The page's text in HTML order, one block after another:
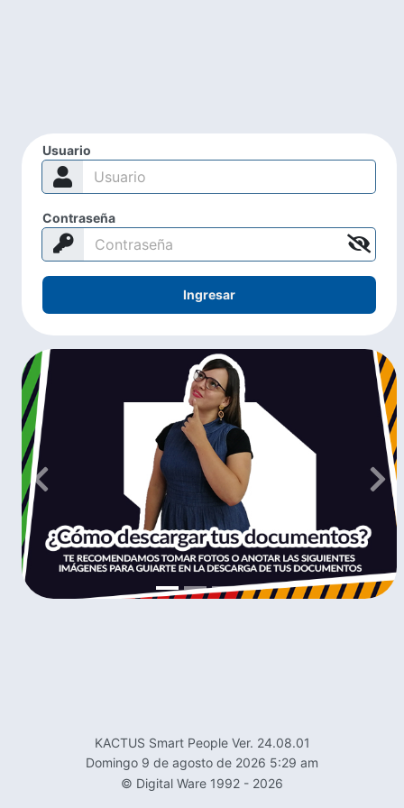
Usuario
Contraseña
Previous
KACTUS Smart People Ver. 24.08.01
domingo 9 de agosto de 2026 5:29 am
© Digital Ware 1992 - 2026